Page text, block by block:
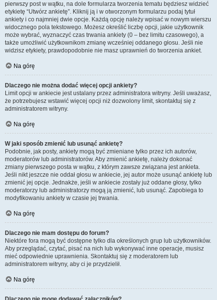
pierwszy post w wątku, na dole formularza tworzenia tematu będziesz widzieć
etykietę “Utwórz ankietę”. Kliknij ją i w otworzonym formularzu podaj tytuł
ankiety i co najmniej dwie opcje. Każdą opcję należy wpisać w nowym wierszu
widocznego pola tekstowego. Możesz określić liczbę opcji, jakie użytkownik
może wybrać, wyznaczyć czas trwania ankiety (0 – bez limitu czasowego), a
także umożliwić użytkownikom zmianę wcześniej oddanego głosu. Jeśli nie
widzisz etykiety, prawdopodobnie nie masz uprawnień do tworzenia ankiet.
Na górę
Dlaczego nie można dodać więcej opcji ankiety?
Limit opcji w ankiecie jest ustalany przez administratora witryny. Jeśli uważasz,
że potrzebujesz wstawić więcej opcji niż dozwolony limit, skontaktuj się z
administratorem witryny.
Na górę
W jaki sposób zmienić lub usunąć ankietę?
Podobnie, jak posty, ankiety mogą być zmieniane tylko przez ich autorów,
moderatorów lub administratorów. Aby zmienić ankietę, należy dokonać
zmiany pierwszego posta w wątku, z którym zawsze związana jest ankieta.
Jeśli nikt jeszcze nie oddał głosu w ankiecie, jej autor może usunąć ankietę lub
zmienić jej opcje. Jednakże, jeśli w ankiecie zostały już oddane głosy, tylko
moderatorzy lub administratorzy mogą ją zmienić, lub usunąć. Zapobiega to
modyfikowaniu ankiety w czasie jej trwania.
Na górę
Dlaczego nie mam dostępu do forum?
Niektóre fora mogą być dostępne tylko dla określonych grup lub użytkowników.
Aby przeglądać, czytać, pisać na nich lub wykonywać inne operacje, musisz
mieć odpowiednie uprawnienia. Skontaktuj się z moderatorem lub
administratorem witryny, aby ci je przydzielił.
Na górę